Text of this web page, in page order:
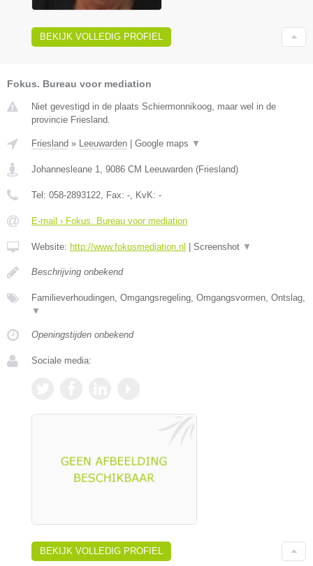
BEKIJK VOLLEDIG PROFIEL
Fokus. Bureau voor mediation
Niet gevestigd in de plaats Schiermonnikoog, maar wel in de
provincie Friesland.
Friesland » Leeuwarden Google maps ▼
Johannesleane 1, 9086 CM Leeuwarden (Friesland)
Tel: 058-2893122, Fax: -, KvK: -
E-mail › Fokus. Bureau voor mediation
Website: http://www.fokusmediation.nl Screenshot ▼
Beschrijving onbekend
Familieverhoudingen, Omgangsregeling, Omgangsvormen, Ontslag,
▼
Openingstijden onbekend
Sociale media:
BEKIJK VOLLEDIG PROFIEL